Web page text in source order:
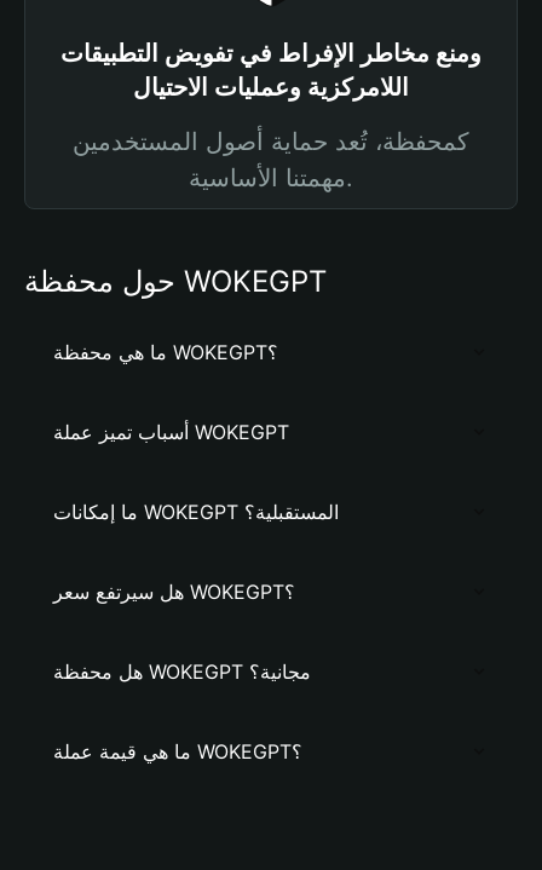
ومنع مخاطر الإفراط في تفويض التطبيقات
اللامركزية وعمليات الاحتيال
كمحفظة، تُعد حماية أصول المستخدمين
مهمتنا الأساسية.
حول محفظة WOKEGPT
ما هي محفظة WOKEGPT؟
أسباب تميز عملة WOKEGPT
ما إمكانات WOKEGPT المستقبلية؟
هل سيرتفع سعر WOKEGPT؟
هل محفظة WOKEGPT مجانية؟
ما هي قيمة عملة WOKEGPT؟